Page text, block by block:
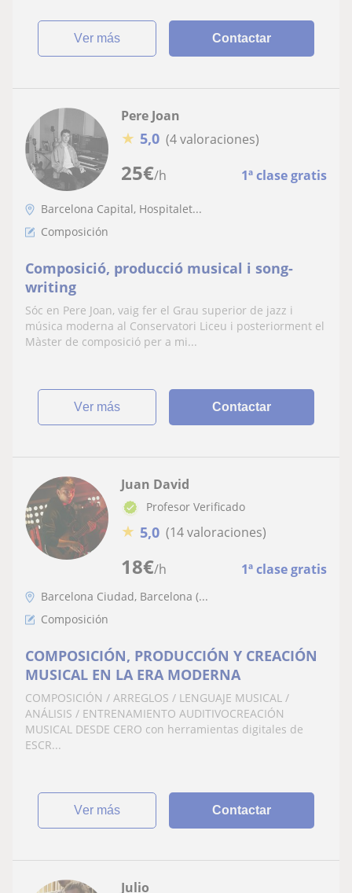
ver más Contactar
25€/h 1ª clase gratis
Pere Joan
★ 5,0 (4 valoraciones)
Barcelona Capital, Hospitalet...
Composición
Composició, producció musical i song-
writing
Sóc en Pere Joan, vaig fer el Grau superior de jazz i
música moderna al Conservatori Liceu i posteriorment el
Màster de composició per a mi...
ver más Contactar
18€/h 1ª clase gratis
Juan David
Profesor Verificado
★ 5,0 (14 valoraciones)
Barcelona Ciudad, Barcelona (...
Composición
COMPOSICIÓN, PRODUCCIÓN Y CREACIÓN
MUSICAL EN LA ERA MODERNA
COMPOSICIÓN / ARREGLOS / LENGUAJE MUSICAL /
ANÁLISIS / ENTRENAMIENTO AUDITIVOCREACIÓN
MUSICAL DESDE CERO con herramientas digitales de
ESCR...
ver más Contactar
Julio